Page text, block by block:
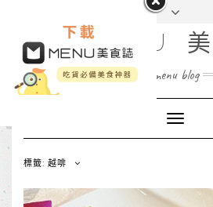
MENU
menu blog
Toggle
標籤: 越啡